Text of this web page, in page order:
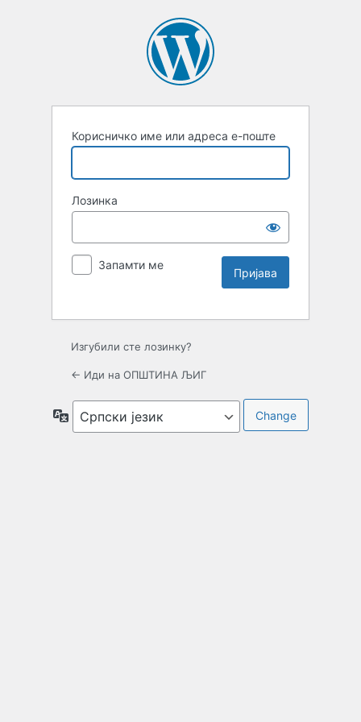
Корисничко име или адреса е-поште
Лозинка
Запамти ме
Изгубили сте лозинку?
← Иди на ОПШТИНА ЉИГ
Језик